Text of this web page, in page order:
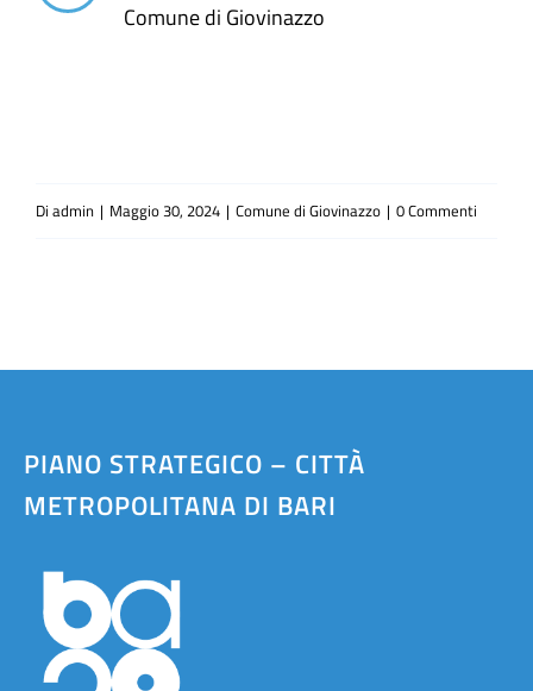
Comune di Giovinazzo
Di admin | Maggio 30, 2024 | Comune di Giovinazzo | 0 Commenti
PIANO STRATEGICO – CITTÀ
METROPOLITANA DI BARI